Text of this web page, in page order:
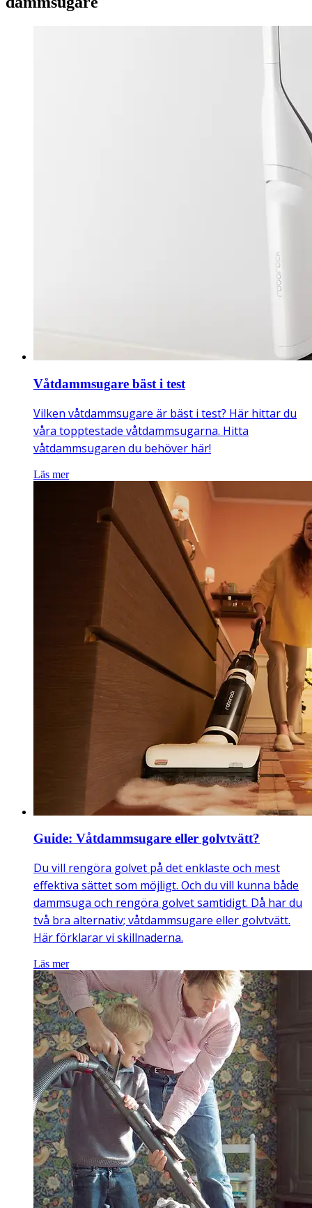
Våtdammsugare bäst i test
Vilken våtdammsugare är bäst i test? Här hittar du
våra topptestade våtdammsugarna. Hitta
våtdammsugaren du behöver här!
Läs mer
Guide: Våtdammsugare eller golvtvätt?
Du vill rengöra golvet på det enklaste och mest
effektiva sättet som möjligt. Och du vill kunna både
dammsuga och rengöra golvet samtidigt. Då har du
två bra alternativ; våtdammsugare eller golvtvätt.
Här förklarar vi skillnaderna.
Läs mer